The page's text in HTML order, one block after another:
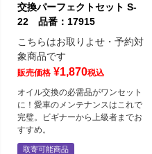
交換パーフェクトセット S-
22 品番：17915
こちらはお取りよせ・予約対
象商品です
販売価格 ¥1,870税込
オイル交換の必需品がワンセット
に！愛車のメンテナンスはこれで
完璧。ビギナーから上級者までお
すすめ。
取寄可能商品